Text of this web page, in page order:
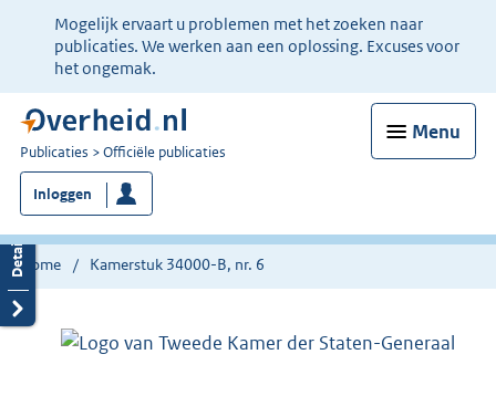
Ter
informatie:
Mogelijk ervaart u problemen met het zoeken naar
publicaties. We werken aan een oplossing. Excuses voor
het ongemak.
Menu
U
bent
nu
hier:
Publicaties Officiële publicaties
Inloggen
Home Kamerstuk 34000-B, nr. 6